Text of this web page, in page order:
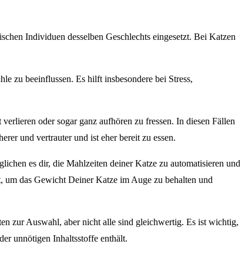
Individuen desselben Geschlechts eingesetzt. Bei Katzen
zu beeinflussen. Es hilft insbesondere bei Stress,
oder sogar ganz aufhören zu fressen. In diesen Fällen
und vertrauter und ist eher bereit zu essen.
es dir, die Mahlzeiten deiner Katze zu automatisieren und
das Gewicht Deiner Katze im Auge zu behalten und
zur Auswahl, aber nicht alle sind gleichwertig. Es ist wichtig,
unnötigen Inhaltsstoffe enthält.